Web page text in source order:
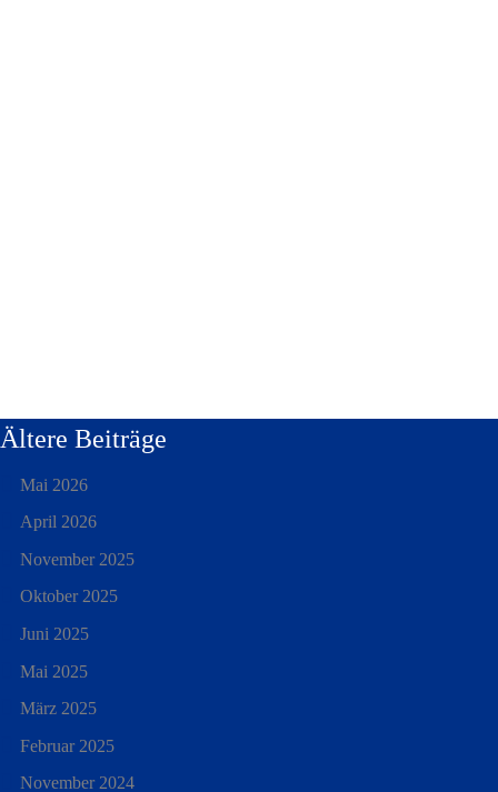
Ältere Beiträge
Mai 2026
April 2026
November 2025
Oktober 2025
Juni 2025
Mai 2025
März 2025
Februar 2025
November 2024